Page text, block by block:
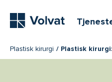
Plastisk kirurgi Plastisk